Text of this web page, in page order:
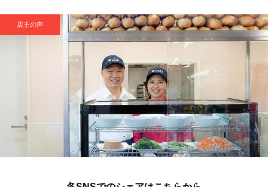
店主の声